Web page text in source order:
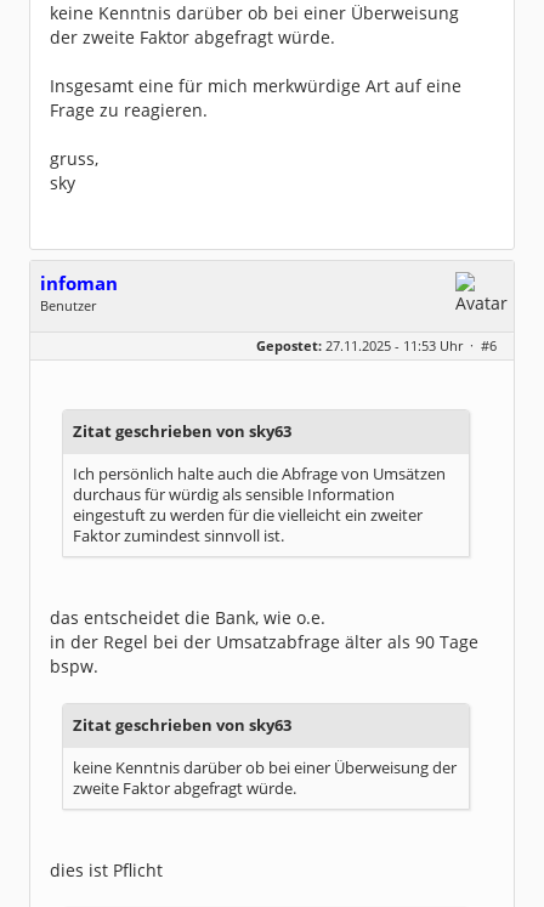
keine Kenntnis darüber ob bei einer Überweisung
der zweite Faktor abgefragt würde.
Insgesamt eine für mich merkwürdige Art auf eine
Frage zu reagieren.
gruss,
sky
infoman
Benutzer
Dabei seit:
06 / 2008
Gepostet: 27.11.2025 - 11:53 Uhr · #6
Zitat geschrieben von sky63
Ich persönlich halte auch die Abfrage von Umsätzen
durchaus für würdig als sensible Information
eingestuft zu werden für die vielleicht ein zweiter
Faktor zumindest sinnvoll ist.
das entscheidet die Bank, wie o.e.
in der Regel bei der Umsatzabfrage älter als 90 Tage
bspw.
Zitat geschrieben von sky63
keine Kenntnis darüber ob bei einer Überweisung der
zweite Faktor abgefragt würde.
dies ist Pflicht